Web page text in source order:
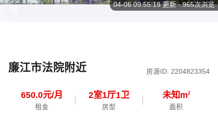
廉江市法院附近 房源ID: 2204823354
650.0元/月
租金
2室1厅1卫
房型
未知m2
面积
04-06 09:55:19更新 · 965次浏览